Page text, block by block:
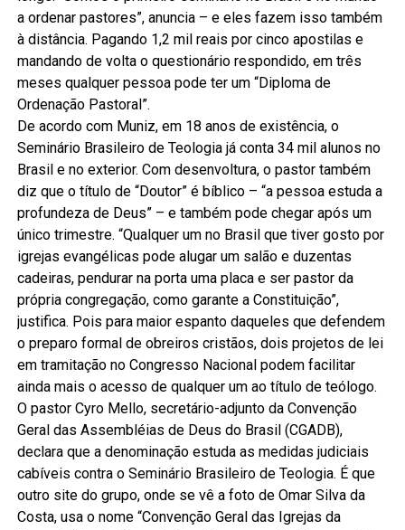
a ordenar pastores”, anuncia – e eles fazem isso também
à distância. Pagando 1,2 mil reais por cinco apostilas e
mandando de volta o questionário respondido, em três
meses qualquer pessoa pode ter um “Diploma de
Ordenação Pastoral”.
De acordo com Muniz, em 18 anos de existência, o
Seminário Brasileiro de Teologia já conta 34 mil alunos no
Brasil e no exterior. Com desenvoltura, o pastor também
diz que o título de “Doutor” é bíblico – “a pessoa estuda a
profundeza de Deus” – e também pode chegar após um
único trimestre. “Qualquer um no Brasil que tiver gosto por
igrejas evangélicas pode alugar um salão e duzentas
cadeiras, pendurar na porta uma placa e ser pastor da
própria congregação, como garante a Constituição”,
justifica. Pois para maior espanto daqueles que defendem
o preparo formal de obreiros cristãos, dois projetos de lei
em tramitação no Congresso Nacional podem facilitar
ainda mais o acesso de qualquer um ao título de teólogo.
O pastor Cyro Mello, secretário-adjunto da Convenção
Geral das Assembléias de Deus do Brasil (CGADB),
declara que a denominação estuda as medidas judiciais
cabíveis contra o Seminário Brasileiro de Teologia. É que
outro site do grupo, onde se vê a foto de Omar Silva da
Costa, usa o nome “Convenção Geral das Igrejas da